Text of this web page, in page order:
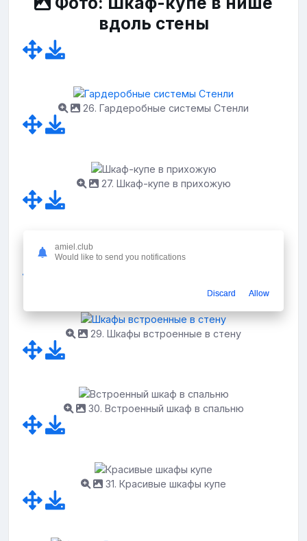
вдоль стены
26. Гардеробные системы Стенли
27. Шкаф-купе в прихожую
28. Двери купе в современном стиле
29. Шкафы встроенные в стену
30. Встроенный шкаф в спальню
31. Красивые шкафы купе
amiel.club
Would like to send you notifications
Discard Allow